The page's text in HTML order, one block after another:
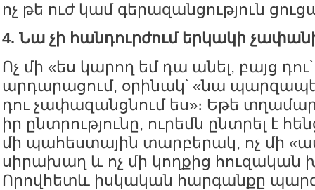
ոչ թե ուժ կամ գերազանցություն
4. Նա չի հանդուրժում երկակի
Ոչ մի «ես կարող եմ դա անել, բայց դու՝
արդարացում, օրինակ՝ «նա
դու չափազանցնում ես»։ Եթե
իր ընտրությունը, ուրեմն ընտրել է
մի պահեստային տարբերակ, ոչ մի
սիրախաղ և ոչ մի կողքից հուզական
Որովհետև իսկական հարգանքը